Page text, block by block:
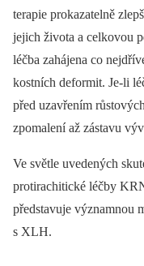
terapie prokazatelně
jejich života a celkovou
léčba zahájena co
kostních deformit. Je-li
před uzavřením
zpomalení až zástavu
Ve světle uvedených
protirachitické léčby
představuje významnou
s XLH.